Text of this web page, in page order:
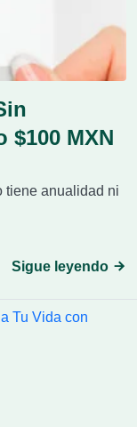
MXN
tiene anualidad ni
Sigue leyendo